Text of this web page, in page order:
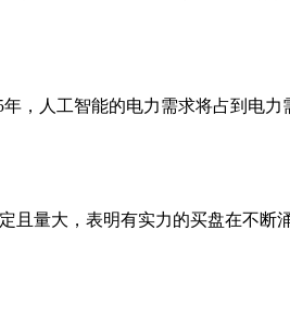
，人工智能的电力需求将占到电
且量大，表明有实力的买盘在不